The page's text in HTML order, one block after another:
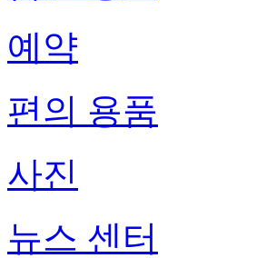
예약
편의 용품
사진
뉴스 센터